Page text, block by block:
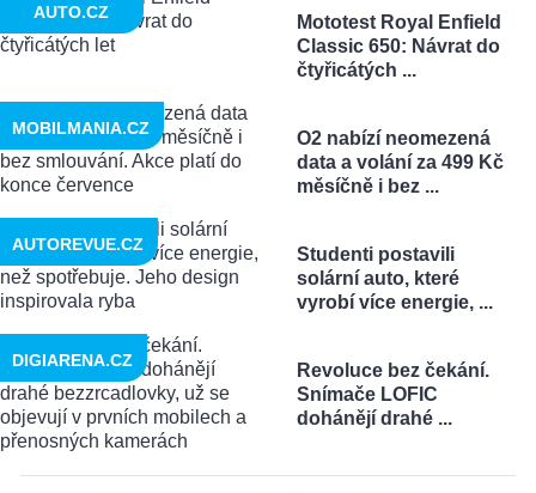
Mototest Royal Enfield
Classic 650: Návrat do
čtyřicátých ...
AUTO.CZ
O2 nabízí neomezená
data a volání za 499 Kč
měsíčně i bez ...
MOBILMANIA.CZ
Studenti postavili
solární auto, které
vyrobí více energie, ...
AUTOREVUE.CZ
Revoluce bez čekání.
Snímače LOFIC
dohánějí drahé ...
DIGIARENA.CZ